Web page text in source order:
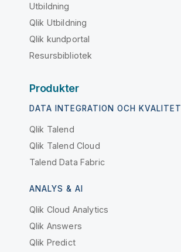
Utbildning
Qlik Utbildning
Qlik kundportal
Resursbibliotek
Produkter
DATA INTEGRATION OCH KVALITET
Qlik Talend
Qlik Talend Cloud
Talend Data Fabric
ANALYS & AI
Qlik Cloud Analytics
Qlik Answers
Qlik Predict